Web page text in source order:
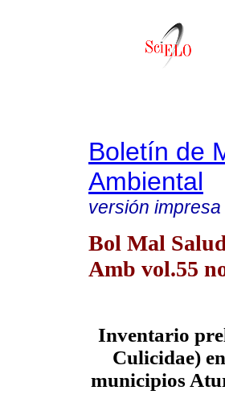
Boletín de
Ambiental
versión impresa
Bol Mal Salud
Amb vol.55
Inventario
Culicidae)
municipios